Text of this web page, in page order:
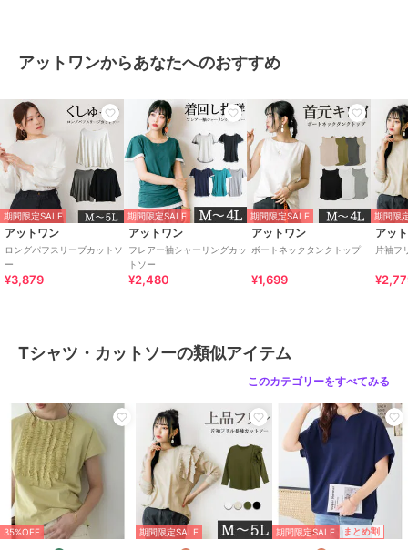
環境によって実際の商品とは異なって見える場合がございます。何卒
・サイズは若干の誤差が生じる場合がございます。
期間限定セール開催中
ブランド アットワン
ショップ アットワン
商品カテゴリ トップス ／ Tシャツ・カットソ
ー
カラー
オフホワイト、ブラック、グレー
ベージュ、チャコールグレー、カ
サイズ M-L,LL-3L,4L-5L
素材 本体: 綿 100%
商品のお取り扱い方法
特徴
トップス
綿・コットン素材/綿100％/カ
アットワンからあなたへのおすすめ
期間限定SALE
アットワン
ロングパフスリーブカットソ
ー
¥3,879
期間限定SALE
アットワン
フレアー袖シャーリングカッ
トソー
¥2,480
期間限定SALE
アットワン
ボートネックタンクトップ
¥1,699
期間限
アッ
片袖フ
Tシャツ・カットソーの類似アイテム
このカテゴリーをすべてみる
35%OFF 期間限定SALE 期間限定SALE まとめ割